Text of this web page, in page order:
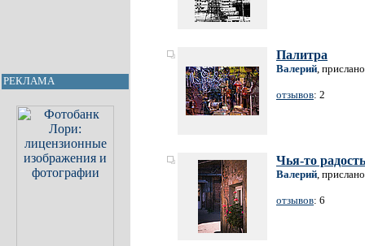
РЕКЛАМА
Палитра
Валерий,
отзывов: 2
Чья-то
Валерий,
отзывов: 6